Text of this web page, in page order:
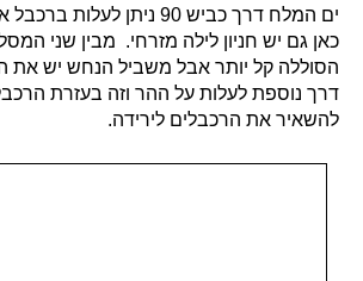
ים המלח דרך כביש 90 ניתן
כאן גם יש חניון לילה מזרחי. מבין שני
הסוללה קל יותר אבל משביל הנחש יש את
דרך נוספת לעלות על ההר וזה בעזרת
להשאיר את הרכבלים לירידה.